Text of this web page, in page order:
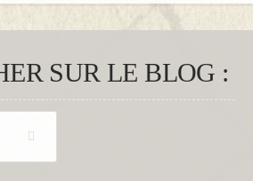
SUR LE BLOG :